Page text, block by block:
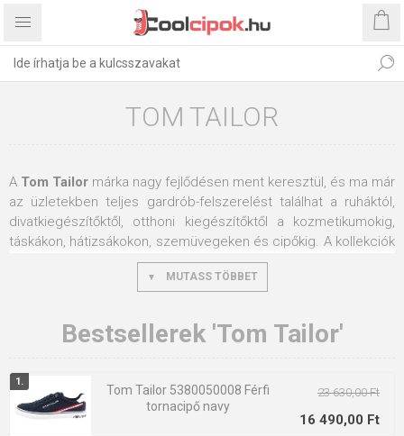
TOM TAILOR
A Tom Tailor márka nagy fejlődésen ment keresztül, és ma már
az üzletekben teljes gardrób-felszerelést találhat a ruháktól,
divatkiegészítőktől, otthoni kiegészítőktől a kozmetikumokig,
táskákon, hátizsákokon, szemüvegeken és cipőkig. A kollekciók
szabásai nagyon ízlésesek, tisztességesek, ugyanakkor nem
tűnnek hanyagnak, és nagyon érdekesen, letisztultan mutatnak
több generáció érdeklődését is felkelti. Jelenleg a
Tom Tailor
termékek a világ több mint 35 országában kaphatók, és 248
Gyártó: TOM TAILOR GMBH
Cím: Garstedter Weg 14, Hamburg, 22453 Németország
MUTASS TÖBBET
Bestsellerek 'Tom Tailor'
Tom Tailor 5380050008 Férfi
tornacipő navy
23 630,00 Ft
16 490,00 Ft